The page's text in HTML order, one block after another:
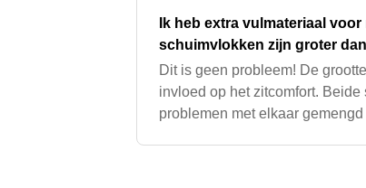
Ik heb extra vulmateriaal
schuimvlokken zijn groter
zitten. Is dit een probleem?
Dit is geen probleem! De
invloed op het zitcomfort.
problemen met elkaar